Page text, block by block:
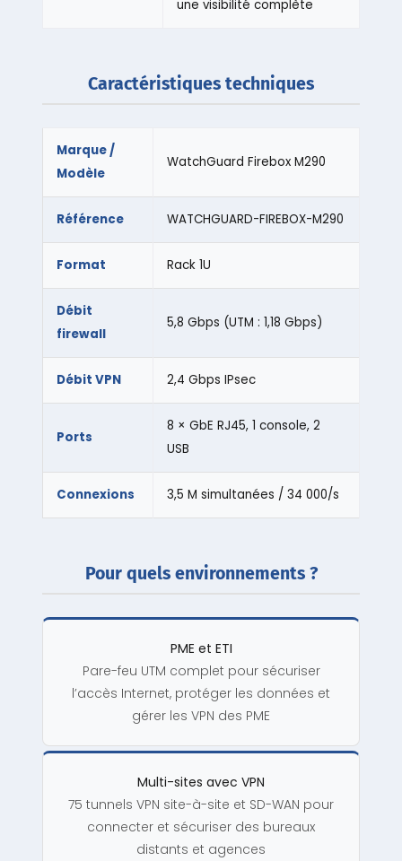
une visibilité complète
Caractéristiques techniques
Marque /
Modèle
WatchGuard Firebox M290
Référence WATCHGUARD-FIREBOX-M290
Format Rack 1U
Débit
firewall
5,8 Gbps (UTM : 1,18 Gbps)
Débit VPN 2,4 Gbps IPsec
Ports
8 × GbE RJ45, 1 console, 2
USB
Connexions 3,5 M simultanées / 34 000/s
Pour quels environnements ?
PME et ETI
Pare-feu UTM complet pour sécuriser
l’accès Internet, protéger les données et
gérer les VPN des PME
Multi-sites avec VPN
75 tunnels VPN site-à-site et SD-WAN pour
connecter et sécuriser des bureaux
distants et agences